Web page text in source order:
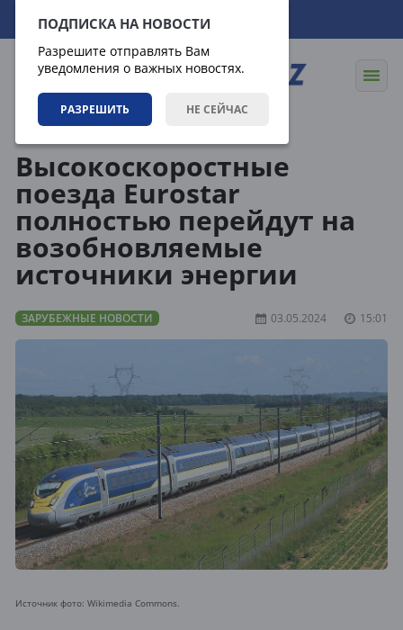
ПОДПИСКА НА НОВОСТИ
Разрешите отправлять Вам
уведомления о важных новостях.
РАЗРЕШИТЬ НЕ СЕЙЧАС
07.08.2026 09:23:24
Высокоскоростные
поезда Eurostar
полностью перейдут на
возобновляемые
источники энергии
ЗАРУБЕЖНЫЕ НОВОСТИ 03.05.2024 15:01
Источник фото: Wikimedia Commons.